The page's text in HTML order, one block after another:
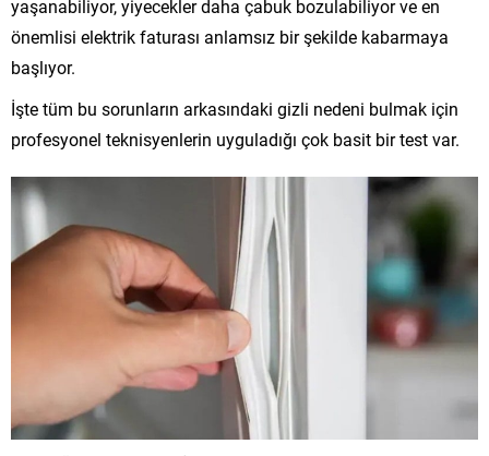
yaşanabiliyor, yiyecekler daha çabuk bozulabiliyor ve en
önemlisi elektrik faturası anlamsız bir şekilde kabarmaya
başlıyor.
İşte tüm bu sorunların arkasındaki gizli nedeni bulmak için
profesyonel teknisyenlerin uyguladığı çok basit bir test var.